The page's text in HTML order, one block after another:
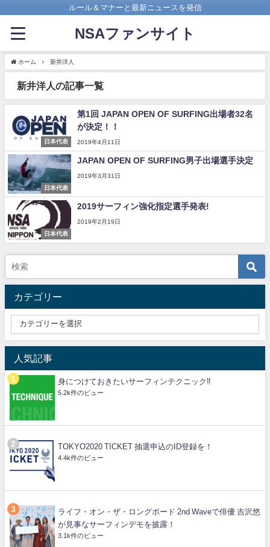
ルール＆マナーと最新ニュースを発信
NSAファンサイト
ホーム 新井洋人
新井洋人の記事一覧
日本代表
第1回 JAPAN OPEN OF SURFING出場者32名
が決定！！
2019年4月11日
日本代表
JAPAN OPEN OF SURFING男子出場選手決定
2019年3月31日
日本代表
2019サーフィン強化指定選手発表!
2019年2月19日
カテゴリー
人気記事
身につけておきたいサーフィンテクニック‼️
5.2k件のビュー
TOKYO2020 TICKET 抽選申込のID登録を！
4.4k件のビュー
ライフ・オン・ザ・ロングボード 2nd Waveで俳優 吉沢悠
が見事なサーフィンデモを披露！
3.1k件のビュー